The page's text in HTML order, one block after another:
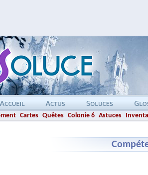
Cartes Quêtes Colonie 6 Astuces